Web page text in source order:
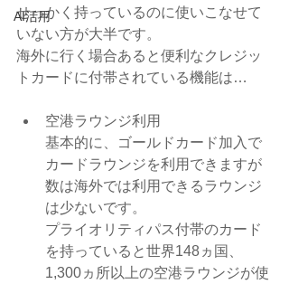
AI活用
せっかく持っているのに使いこなせて
いない方が大半です。
海外に行く場合あると便利なクレジッ
トカードに付帯されている機能は…
空港ラウンジ利用
基本的に、ゴールドカード加入で
カードラウンジを利用できますが
数は海外では利用できるラウンジ
は少ないです。
プライオリティパス付帯のカード
を持っていると世界148ヵ国、
1,300ヵ所以上の空港ラウンジが使